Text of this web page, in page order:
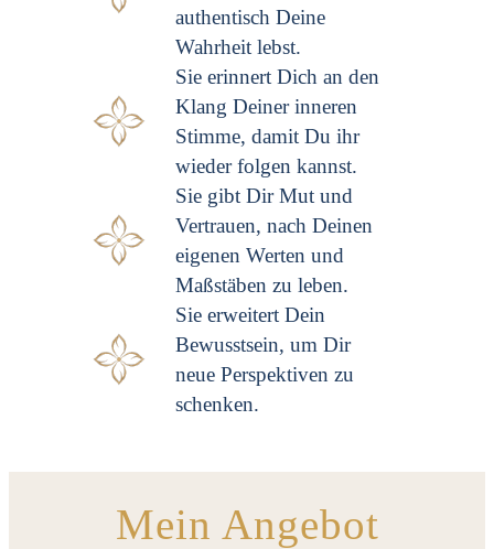
authentisch Deine
Wahrheit lebst.
Sie erinnert Dich an den
Klang Deiner inneren
Stimme, damit Du ihr
wieder folgen kannst.
Sie gibt Dir Mut und
Vertrauen, nach Deinen
eigenen Werten und
Maßstäben zu leben.
Sie erweitert Dein
Bewusstsein, um Dir
neue Perspektiven zu
schenken.
Mein Angebot